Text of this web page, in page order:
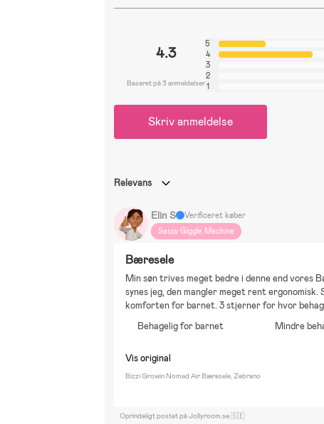
4.3
Baseret på 3 anmeldelser
5
4
3
2
1
Skriv anmeldelse
Relevans
Elin S
Verificeret køber
Sassy Giggle Machine
Bæresele
Min søn trives meget bedre i denne end vores
synes jeg, den mangler meget rent
komforten for barnet. 3 stjerner for hvor
Behagelig for barnet
Mindre
Vis original
Bizzi Growin Nomad Air Bæresele, Zebrano
Oprindeligt postet på Jollyroom.se 🇸🇪